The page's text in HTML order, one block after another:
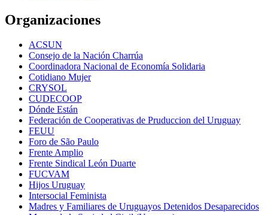
Organizaciones
ACSUN
Consejo de la Nación Charrúa
Coordinadora Nacional de Economía Solidaria
Cotidiano Mujer
CRYSOL
CUDECOOP
Dónde Están
Federación de Cooperativas de Pruduccion del Uruguay
FEUU
Foro de São Paulo
Frente Amplio
Frente Sindical León Duarte
FUCVAM
Hijos Uruguay
Intersocial Feminista
Madres y Familiares de Uruguayos Detenidos Desaparecidos